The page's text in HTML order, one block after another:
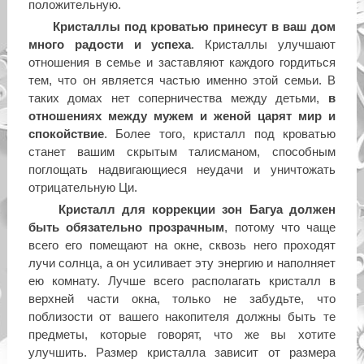
положительную.
Кристаллы под кроватью принесут в ваш дом
много радости и успеха. Кристаллы улучшают
отношения в семье и заставляют каждого гордиться
тем, что он является частью именно этой семьи. В
таких домах нет соперничества между детьми, в
отношениях между мужем и женой царят мир и
спокойствие. Более того, кристалл под кроватью
станет вашим скрытым талисманом, способным
поглощать надвигающиеся неудачи и уничтожать
отрицательную Ци.
Кристалл для коррекции зон Багуа должен
быть обязательно прозрачным, потому что чаще
всего его помещают на окне, сквозь него проходят
лучи солнца, а он усиливает эту энергию и наполняет
ею комнату. Лучше всего располагать кристалл в
верхней части окна, только не забудьте, что
поблизости от вашего накопителя должны быть те
предметы, которые говорят, что же вы хотите
улучшить. Размер кристалла зависит от размера